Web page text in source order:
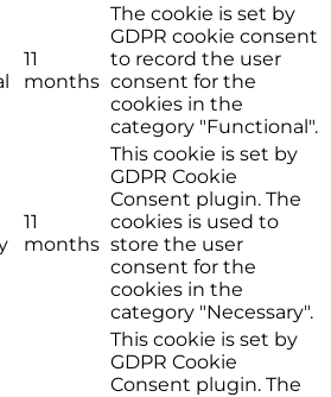
11
months
The cookie is set by
GDPR cookie consent
to record the user
consent for the
cookies in the
category "Functional".
11
months
This cookie is set by
GDPR Cookie
Consent plugin. The
cookies is used to
store the user
consent for the
cookies in the
category "Necessary".
This cookie is set by
GDPR Cookie
Consent plugin. The